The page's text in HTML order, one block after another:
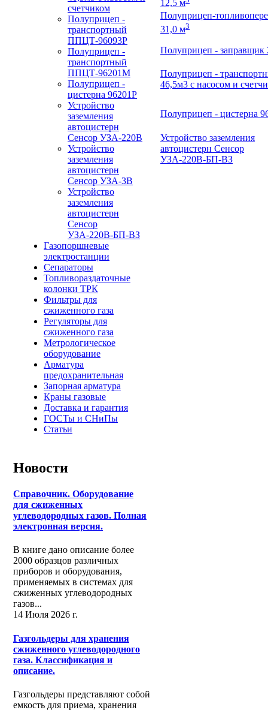
счетчиком
Полуприцеп -
транспортный
ППЦТ-96093Р
Полуприцеп -
транспортный
ППЦТ-96201М
Полуприцеп -
цистерна 96201Р
Устройство
заземления
автоцистерн
Сенсор УЗА-220В
Устройство
заземления
автоцистерн
Сенсор УЗА-3В
Устройство
заземления
автоцистерн
Сенсор
УЗА-220В-БП-ВЗ
Газопоршневые
электростанции
Сепараторы
Топливораздаточные
колонки ТРК
Фильтры для
сжиженного газа
Регуляторы для
сжиженного газа
Метрологическое
оборудование
Арматура
предохранительная
Запорная арматура
Краны газовые
Доставка и гарантия
ГОСТы и СНиПы
Статьи
Новости
Справочник. Оборудование
для сжиженных
углеводородных газов. Полная
электронная версия.
В книге дано описание более
2000 образцов различных
приборов и оборудования,
применяемых в системах для
сжиженных углеводородных
газов...
14 Июля 2026 г.
Газгольдеры для хранения
сжиженного углеводородного
газа. Классификация и
описание.
Газгольдеры представляют собой
емкость для приема, хранения
12,5 м
Полуприцеп-
31,0 м3
Полуприцеп - заправщик
Полуприцеп -
46,5м3 с насосом и
Полуприцеп - цистерна
Устройство заземления
автоцистерн Сенсор
УЗА-220В-БП-ВЗ